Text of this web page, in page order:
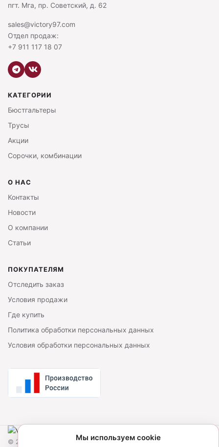
пгт. Мга, пр. Советский, д. 62
sales@victory97.com
Отдел продаж:
+7 911 117 18 07
КАТЕГОРИИ
Бюстгальтеры
Трусы
Акции
Сорочки, комбинации
О НАС
Контакты
Новости
О компании
Статьи
ПОКУПАТЕЛЯМ
Отследить заказ
Условия продажи
Где купить
Политика обработки персональных данных
Условия обработки персональных данных
© 2026 Victory Lingerie. Все права защищены.
Мы используем cookie